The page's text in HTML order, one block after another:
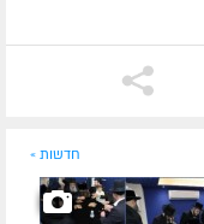
חדשות »